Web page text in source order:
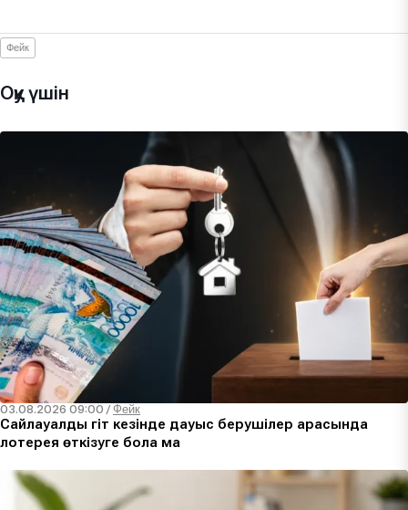
Фейк
Оқу үшін
03.08.2026 09:00 /Фейк
Сайлауалды үгіт кезінде дауыс берушілер арасында
лотерея өткізуге бола ма